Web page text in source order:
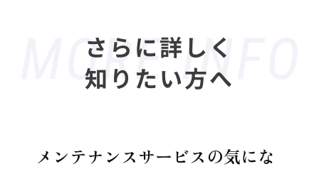
さらに詳しく
知りたい方へ
メンテナンスサービスの気にな